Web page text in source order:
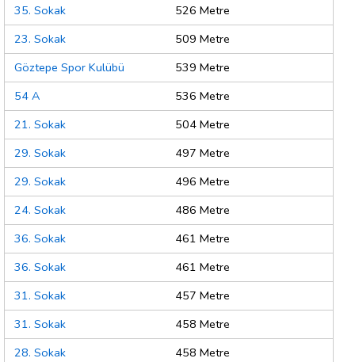
35. Sokak
526 Metre
23. Sokak
509 Metre
Göztepe Spor Kulübü
539 Metre
54 A
536 Metre
21. Sokak
504 Metre
29. Sokak
497 Metre
29. Sokak
496 Metre
24. Sokak
486 Metre
36. Sokak
461 Metre
36. Sokak
461 Metre
31. Sokak
457 Metre
31. Sokak
458 Metre
28. Sokak
458 Metre